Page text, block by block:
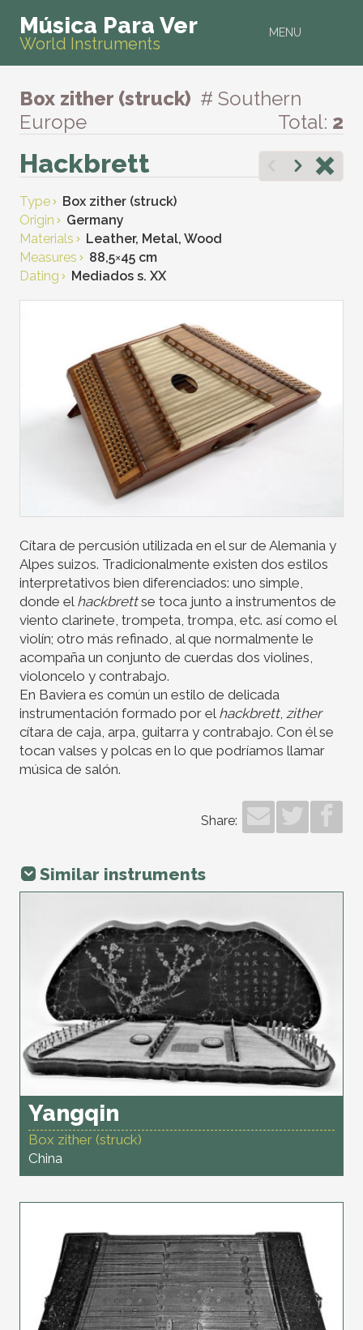
MENU
Música Para Ver
World Instruments
Box zither (struck) # Southern
Europe
Total: 2
Hackbrett
Type
Box zither (struck)
Origin
Germany
Materials
Leather, Metal, Wood
Measures
88,5×45 cm
Dating
Mediados s. XX
Cítara de percusión utilizada en el sur de Alemania y
Alpes suizos. Tradicionalmente existen dos estilos
interpretativos bien diferenciados: uno simple,
donde el hackbrettse toca junto a instrumentos de
viento clarinete, trompeta, trompa, etc. así como el
violín; otro más refinado, al que normalmente le
acompaña un conjunto de cuerdas dos violines,
violoncelo y contrabajo.
En Baviera es común un estilo de delicada
instrumentación formado por el hackbrett, zither
cítara de caja, arpa, guitarra y contrabajo. Con él se
tocan valses y polcas en lo que podríamos llamar
música de salón.
Share:
Similar instruments
Yangqin
Box zither (struck)
China